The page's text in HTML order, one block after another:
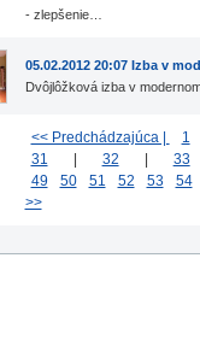
- zlepšenie…
05.02.2012 20:07 Izba v
Dvôjlôžková izba v
<< Predchádzajúca | 1
31
32 33
49
50 51 52 53 54
>>